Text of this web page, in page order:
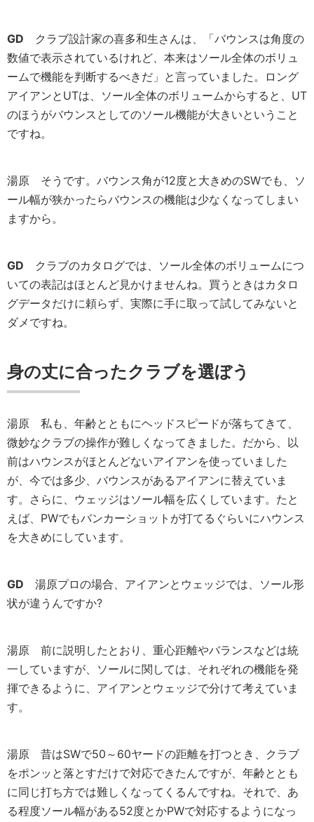
GD クラブ設計家の喜多和生さんは、「バウンスは角度の
数値で表示されているけれど、本来はソール全体のボリュ
ームで機能を判断するべきだ」と言っていました。ロング
アイアンとUTは、ソール全体のボリュームからすると、UT
のほうがバウンスとしてのソール機能が大きいということ
ですね。
湯原 そうです。バウンス角が12度と大きめのSWでも、ソ
ール幅が狭かったらバウンスの機能は少なくなってしまい
ますから。
GD クラブのカタログでは、ソール全体のボリュームにつ
いての表記はほとんど見かけませんね。買うときはカタロ
グデータだけに頼らず、実際に手に取って試してみないと
ダメですね。
身の丈に合ったクラブを選ぼう
湯原 私も、年齢とともにヘッドスピードが落ちてきて、
微妙なクラブの操作が難しくなってきました。だから、以
前はハウンスがほとんどないアイアンを使っていました
が、今では多少、バウンスがあるアイアンに替えていま
す。さらに、ウェッジはソール幅を広くしています。たと
えば、PWでもバンカーショットが打てるぐらいにハウンス
を大きめにしています。
GD 湯原プロの場合、アイアンとウェッジでは、ソール形
状が違うんですか?
湯原 前に説明したとおり、重心距離やバランスなどは統
一していますが、ソールに関しては、それぞれの機能を発
揮できるように、アイアンとウェッジで分けて考えていま
す。
湯原 昔はSWで50～60ヤードの距離を打つとき、クラブ
をポンッと落とすだけで対応できたんですが、年齢ととも
に同じ打ち方では難しくなってくるんですね。それで、あ
る程度ソール幅がある52度とかPWで対応するようになっ